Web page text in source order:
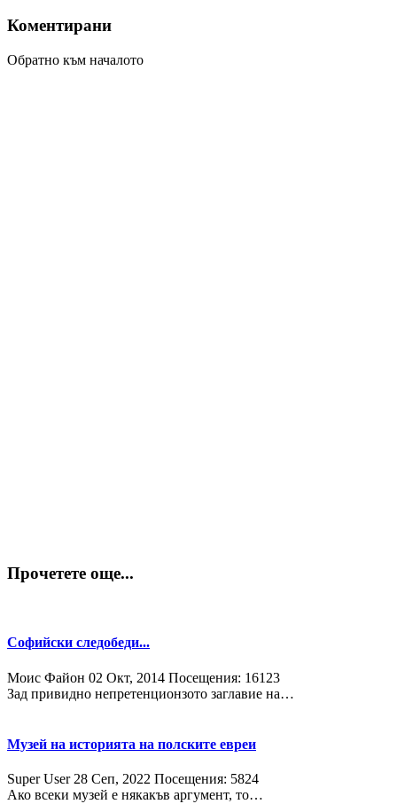
Коментирани
Обратно към началото
Прочетете още...
Софийски следобеди...
Моис Файон 02 Окт, 2014 Посещения: 16123
Зад привидно непретенционзото заглавие на…
Музей на историята на полските евреи
Super User 28 Сeп, 2022 Посещения: 5824
Ако всеки музей е някакъв аргумент, то…